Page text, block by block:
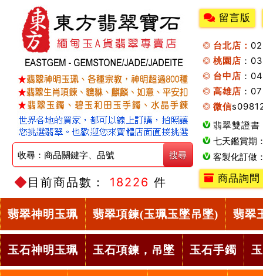
目前商品數： 18226 件
留言版
台北店：
桃園店 ：
台中店 ：
高雄店 ：
微信
翡翠雙證書
七天鑑賞期
客製化訂做
商品詢問
翡翠神明玉珮 翡翠項鍊(玉珮玉墜吊墜) 翡翠
玉石神明玉珮 玉石項鍊，吊墜 玉石手鐲